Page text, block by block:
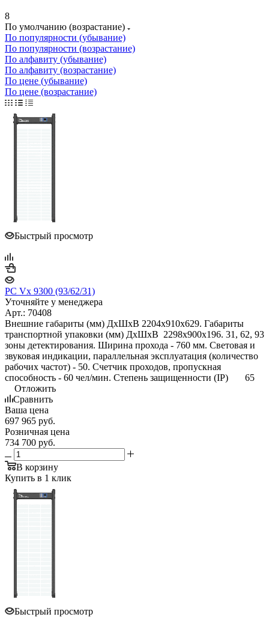
8
По умолчанию (возрастание)
По популярности (убывание)
По популярности (возрастание)
По алфавиту (убывание)
По алфавиту (возрастание)
По цене (убывание)
По цене (возрастание)
Быстрый просмотр
PC Vx 9300 (93/62/31)
Уточняйте у менеджера
Арт.: 70408
Внешние габариты (мм) ДхШхВ 2204х910х629. Габариты
транспортной упаковки (мм) ДхШхВ 2298х900х196. 31, 62, 93
зоны детектирования. Ширина прохода - 760 мм. Световая и
звуковая индикации, параллельная эксплуатация (количество
рабочих частот) - 50. Счетчик проходов, пропускная
способность - 60 чел/мин. Степень защищенности (IP) 65
Отложить
Сравнить
Ваша цена
697 965 руб.
Розничная цена
734 700 руб.
В корзину
Купить в 1 клик
Быстрый просмотр